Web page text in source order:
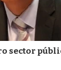
sector